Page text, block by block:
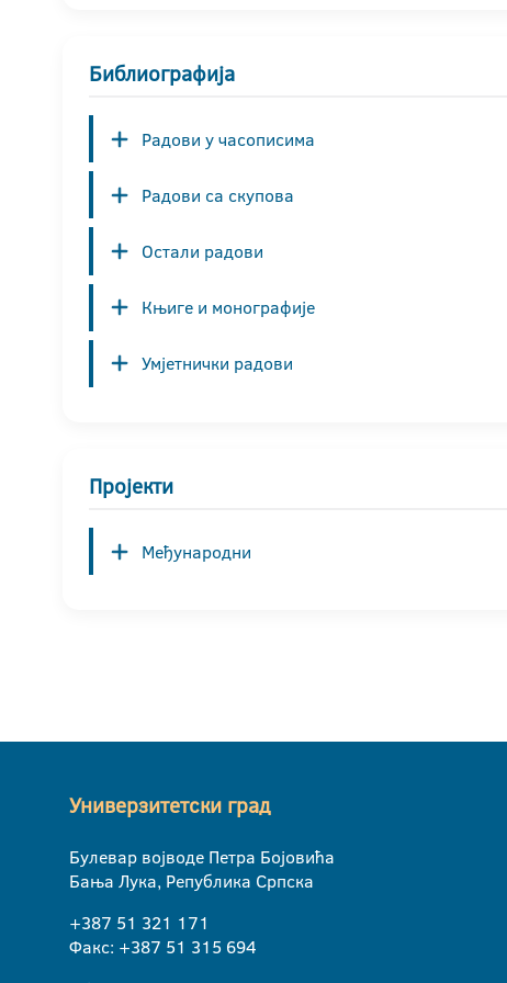
Библиографија
Радови у часописима
Радови са скупова
Остали радови
Књиге и монографије
Умјетнички радови
Пројекти
Међународни
Универзитетски град
Булевар војводе Петра Бојовића
Бања Лука, Република Српска
+387 51 321 171
Факс: +387 51 315 694